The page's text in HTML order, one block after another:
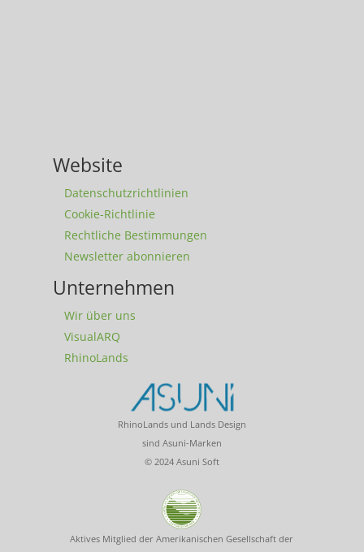
Website
Datenschutzrichtlinien
Cookie-Richtlinie
Rechtliche Bestimmungen
Newsletter abonnieren
Unternehmen
Wir über uns
VisualARQ
RhinoLands
RhinoLands und Lands Design
sind Asuni-Marken
© 2024 Asuni Soft
Aktives Mitglied der Amerikanischen Gesellschaft der